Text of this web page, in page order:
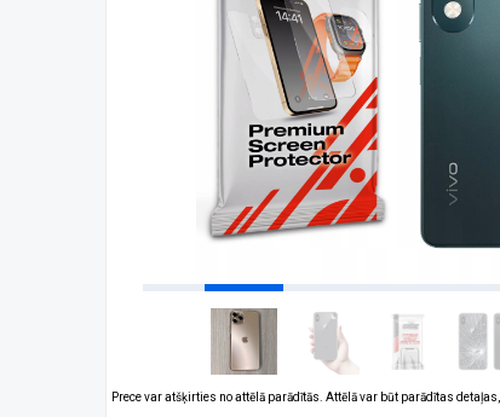
Prece var atšķirties no attēlā parādītās. Attēlā var būt parādītas